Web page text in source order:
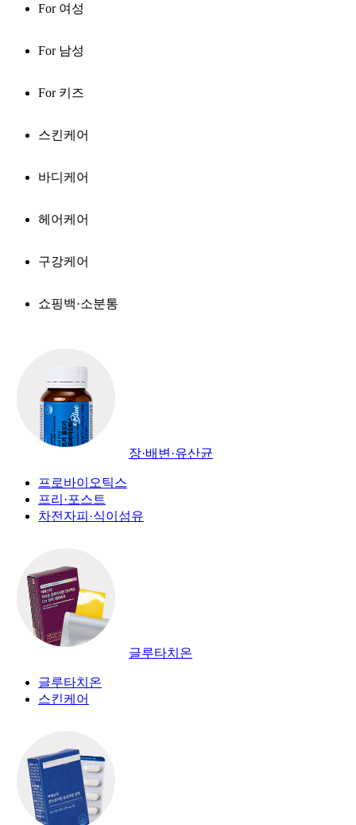
For 여성
For 남성
For 키즈
스킨케어
바디케어
헤어케어
구강케어
쇼핑백·소분통
장·배변·유산균
프로바이오틱스
프리·포스트
차전자피·식이섬유
글루타치온
글루타치온
스킨케어